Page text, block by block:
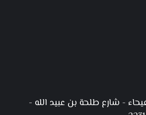
- شارع طلحة بن عبيد الله -